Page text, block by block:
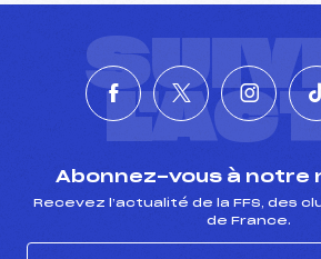
Abonnez-vous à notre
Recevez l’actualité de la FFS, des
de France.